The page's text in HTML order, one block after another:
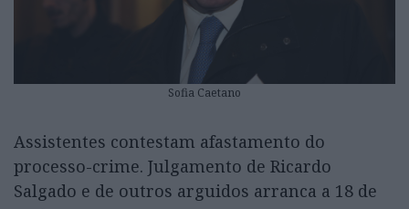
Sofia Caetano
Assistentes contestam afastamento do
processo-crime. Julgamento de Ricardo
Salgado e de outros arguidos arranca a 18 de